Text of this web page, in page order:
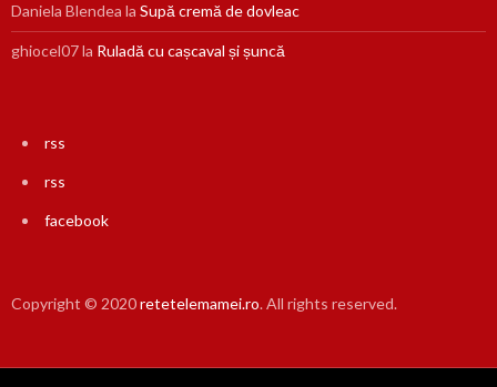
Daniela Blendea la Supă cremă de dovleac
ghiocel07la Ruladă cu cașcaval și șuncă
rss
rss
facebook
Copyright © 2020retetelemamei.ro. All rights reserved.